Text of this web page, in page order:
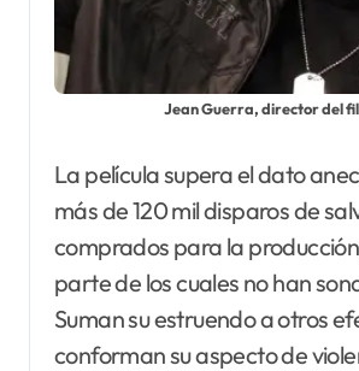
Jean Guerra, director del
La película supera el dato
más de 120 mil disparos de
comprados para la
parte de los cuales no han
Suman su estruendo a otros
conforman su aspecto de